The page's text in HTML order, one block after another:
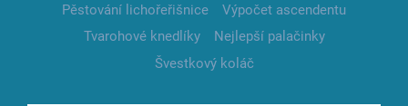
Pěstování lichořeřišnice
Výpočet ascendentu
Tvarohové knedlíky
Nejlepší palačinky
Švestkový koláč